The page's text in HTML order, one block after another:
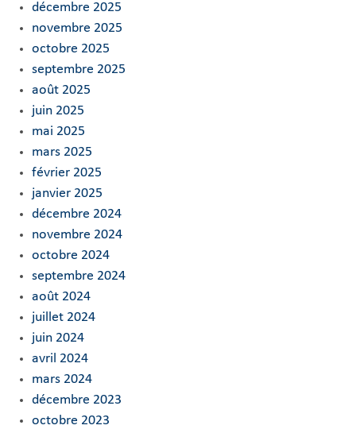
décembre 2025
novembre 2025
octobre 2025
septembre 2025
août 2025
juin 2025
mai 2025
mars 2025
février 2025
janvier 2025
décembre 2024
novembre 2024
octobre 2024
septembre 2024
août 2024
juillet 2024
juin 2024
avril 2024
mars 2024
décembre 2023
octobre 2023